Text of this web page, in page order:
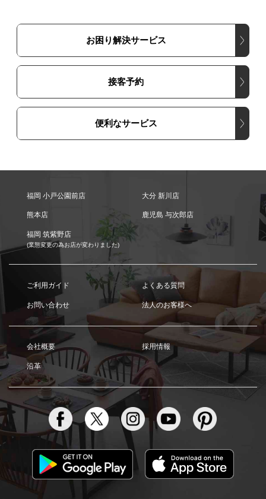
お困り解決サービス
接客予約
便利なサービス
福岡 小戸公園前店 大分 新川店
熊本店 鹿児島 与次郎店
福岡 筑紫野店
(業態変更の為お店が変わりました)
ご利用ガイド よくある質問
お問い合わせ 法人のお客様へ
会社概要 採用情報
沿革